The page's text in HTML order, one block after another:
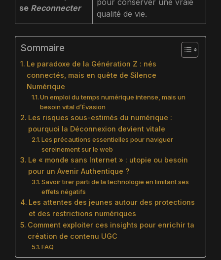
se Reconnecter
pour conserver une vraie
qualité de vie.
Sommaire
Le paradoxe de la Génération Z : nés
connectés, mais en quête de Silence
Numérique
Un emploi du temps numérique intense, mais un
besoin vital d’Évasion
Les risques sous-estimés du numérique :
pourquoi la Déconnexion devient vitale
Les précautions essentielles pour naviguer
sereinement sur le web
Le « monde sans Internet » : utopie ou besoin
pour un Avenir Authentique ?
Savoir tirer parti de la technologie en limitant ses
effets négatifs
Les attentes des jeunes autour des protections
et des restrictions numériques
Comment exploiter ces insights pour enrichir ta
création de contenu UGC
FAQ